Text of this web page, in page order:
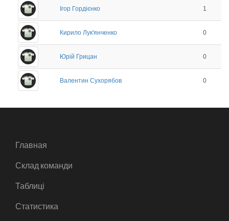
Ігор Гордієнко 1
Кирило Лук'янченко 0
Юрій Грицан 0
Валентин Сухорябов 0
Главная
Склад команди
Таблиці
Статистика